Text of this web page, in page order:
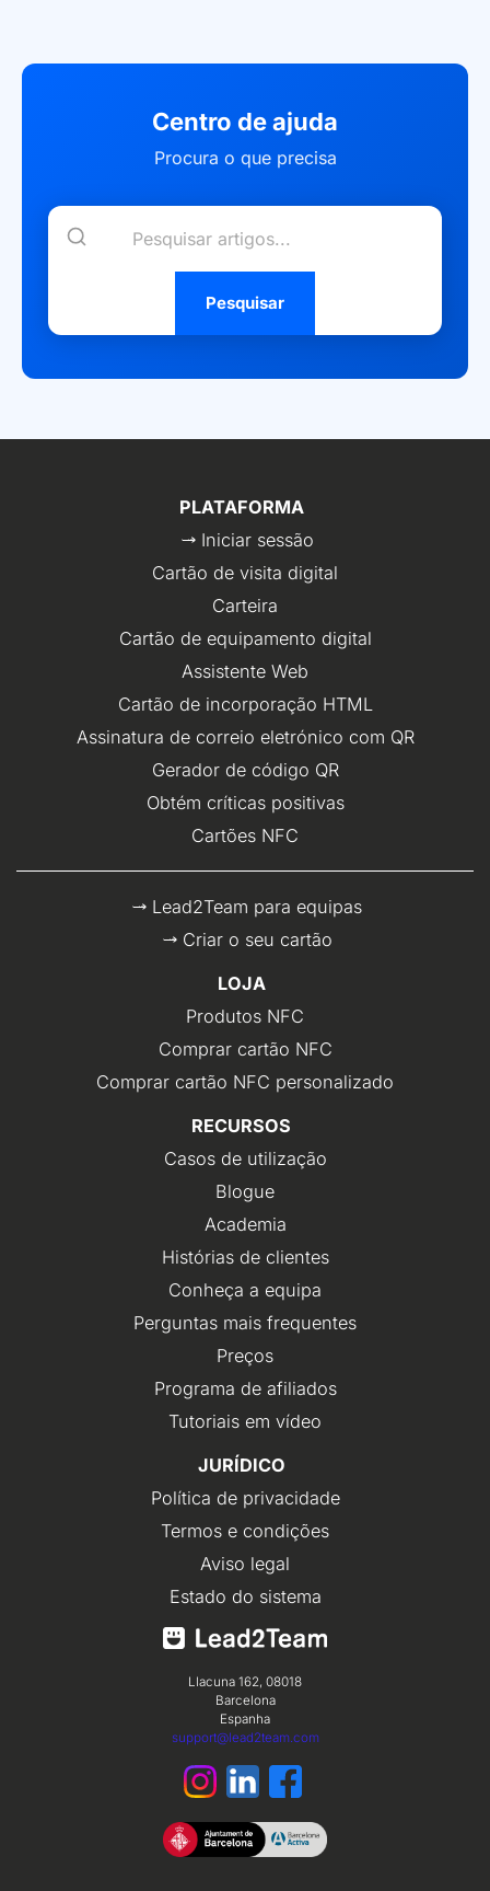
Centro de ajuda
Procura o que precisa
Pesquisar
PLATAFORMA
Iniciar sessão
Cartão de visita digital
Carteira
Cartão de equipamento digital
Assistente Web
Cartão de incorporação HTML
Assinatura de correio eletrónico com QR
Gerador de código QR
Obtém críticas positivas
Cartões NFC
Lead2Team para equipas
Criar o seu cartão
LOJA
Produtos NFC
Comprar cartão NFC
Comprar cartão NFC personalizado
RECURSOS
Casos de utilização
Blogue
Academia
Histórias de clientes
Conheça a equipa
Perguntas mais frequentes
Preços
Programa de afiliados
Tutoriais em vídeo
JURÍDICO
Política de privacidade
Termos e condições
Aviso legal
Estado do sistema
Llacuna 162, 08018
Barcelona
Espanha
support@lead2team.com